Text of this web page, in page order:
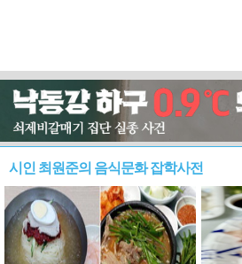
시인 최원준의 음식문화 잡학사전